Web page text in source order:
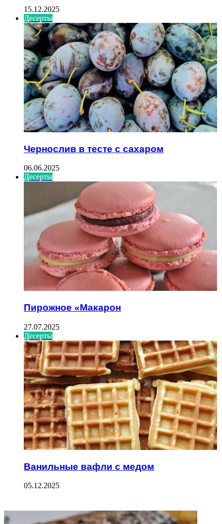
15.12.2025
Десерты
Чернослив в тесте с сахаром
06.06.2025
Десерты
Пирожное «Макарон
27.07.2025
Десерты
Ванильные вафли с медом
05.12.2025